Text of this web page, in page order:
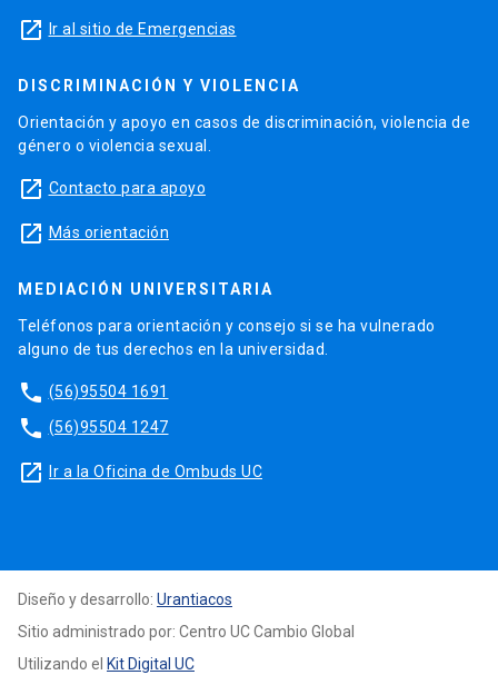
launch Ir al sitio de Emergencias
DISCRIMINACIÓN Y VIOLENCIA
Orientación y apoyo en casos de discriminación, violencia de
género o violencia sexual.
launch Contacto para apoyo
launch Más orientación
MEDIACIÓN UNIVERSITARIA
Teléfonos para orientación y consejo si se ha vulnerado
alguno de tus derechos en la universidad.
phone (56)95504 1691
phone (56)95504 1247
launch Ir a la Oficina de Ombuds UC
Diseño y desarrollo: Urantiacos
Sitio administrado por: Centro UC Cambio Global
Utilizando el Kit Digital UC